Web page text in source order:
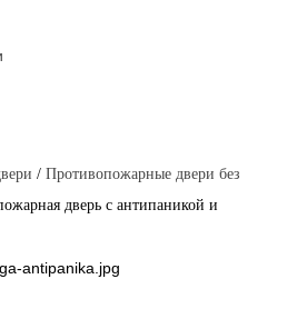
/ Противопожарные двери без
дверь с антипаникой и